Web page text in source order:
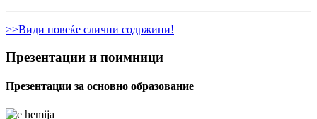
>>Види повеќе слични содржини!
Презентации и поимници
Презентации за основно образование